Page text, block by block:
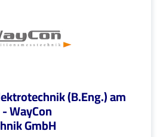
(B.Eng.) am
WayCon
GmbH